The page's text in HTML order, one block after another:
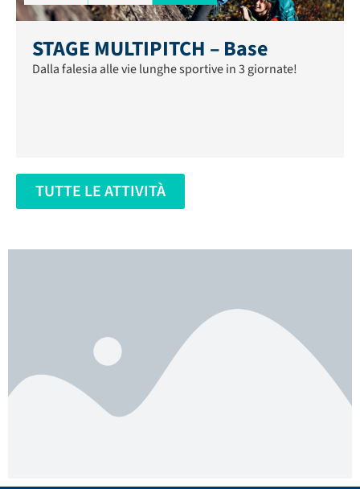
STAGE MULTIPITCH – Base
Dalla falesia alle vie lunghe sportive in 3 giornate!
TUTTE LE ATTIVITÀ